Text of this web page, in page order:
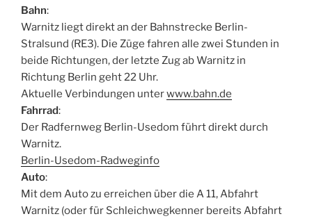
Bahn:
Warnitz liegt direkt an der Bahnstrecke Berlin-
Stralsund (RE3). Die Züge fahren alle zwei Stunden in
beide Richtungen, der letzte Zug ab Warnitz in
Richtung Berlin geht 22 Uhr.
Aktuelle Verbindungen unterwww.bahn.de
Fahrrad:
Der Radfernweg Berlin-Usedom führt direkt durch
Warnitz.
Berlin-Usedom-Radweginfo
Auto:
Mit dem Auto zu erreichen über die A 11, Abfahrt
Warnitz (oder für Schleichwegkenner bereits Abfahrt